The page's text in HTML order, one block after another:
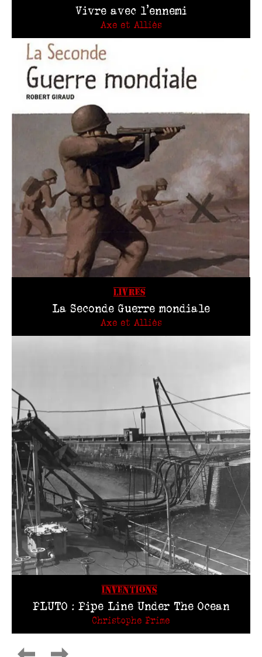
Vivre avec l’ennemi
Axe et Alliés
LIVRES
La Seconde Guerre mondiale
Axe et Alliés
INVENTIONS
PLUTO : Pipe Line Under The Ocean
Christophe Prime